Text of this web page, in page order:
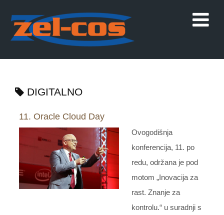
DIGITALNO
11. Oracle Cloud Day
Ovogodišnja
konferencija, 11. po
redu, održana je pod
motom „Inovacija za
rast. Znanje za
kontrolu.“ u suradnji s